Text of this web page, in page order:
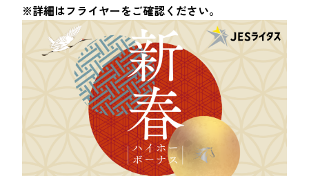
※詳細はフライヤーをご確認ください。